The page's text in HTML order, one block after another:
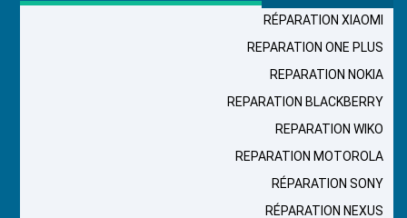
RÉPARATION XIAOMI
REPARATION ONE PLUS
REPARATION NOKIA
REPARATION BLACKBERRY
REPARATION WIKO
REPARATION MOTOROLA
RÉPARATION SONY
RÉPARATION NEXUS